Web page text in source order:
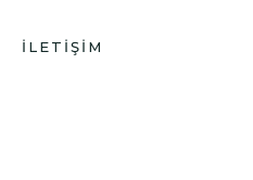
İLETIŞIM